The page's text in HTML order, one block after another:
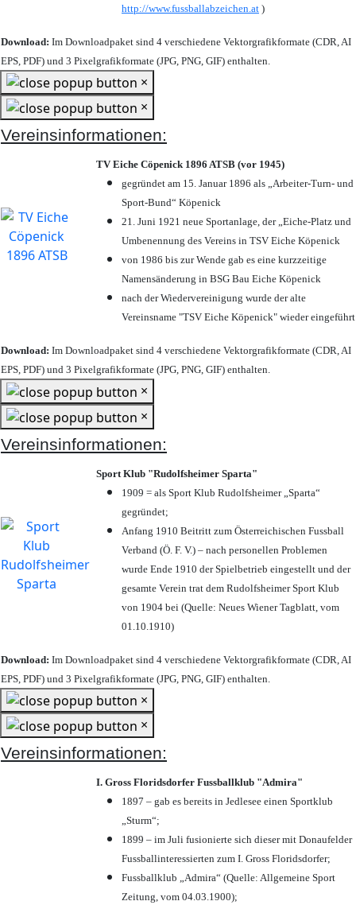
http://www.fussballabzeichen.at )
Download: Im Downloadpaket sind 4 verschiedene Vektorgrafikformate (CDR, AI
EPS, PDF) und 3 Pixelgrafikformate (JPG, PNG, GIF) enthalten.
×
×
Vereinsinformationen:
TV Eiche Cöpenick 1896 ATSB (vor 1945)
gegründet am 15. Januar 1896 als „Arbeiter-Turn- und
Sport-Bund“ Köpenick
21. Juni 1921 neue Sportanlage, der „Eiche-Platz und
Umbenennung des Vereins in TSV Eiche Köpenick
von 1986 bis zur Wende gab es eine kurzzeitige
Namensänderung in BSG Bau Eiche Köpenick
nach der Wiedervereinigung wurde der alte
Vereinsname "TSV Eiche Köpenick" wieder eingeführt
Download: Im Downloadpaket sind 4 verschiedene Vektorgrafikformate (CDR, AI
EPS, PDF) und 3 Pixelgrafikformate (JPG, PNG, GIF) enthalten.
×
×
Vereinsinformationen:
Sport Klub "Rudolfsheimer Sparta"
1909 = als Sport Klub Rudolfsheimer „Sparta“
gegründet;
Anfang 1910 Beitritt zum Österreichischen Fussball
Verband (Ö. F. V.) – nach personellen Problemen
wurde Ende 1910 der Spielbetrieb eingestellt und der
gesamte Verein trat dem Rudolfsheimer Sport Klub
von 1904 bei (Quelle: Neues Wiener Tagblatt, vom
01.10.1910)
Download: Im Downloadpaket sind 4 verschiedene Vektorgrafikformate (CDR, AI
EPS, PDF) und 3 Pixelgrafikformate (JPG, PNG, GIF) enthalten.
×
×
Vereinsinformationen:
I. Gross Floridsdorfer Fussballklub "Admira"
1897 – gab es bereits in Jedlesee einen Sportklub
„Sturm“;
1899 – im Juli fusionierte sich dieser mit Donaufelder
Fussballinteressierten zum I. Gross Floridsdorfer;
Fussballklub „Admira“ (Quelle: Allgemeine Sport
Zeitung, vom 04.03.1900);